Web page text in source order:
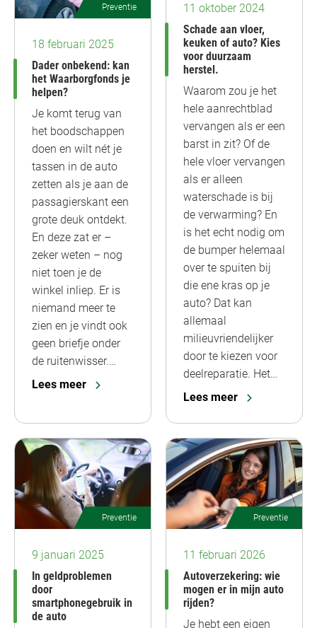
Preventie
18 februari 2025
Dader onbekend: kan
het Waarborgfonds je
helpen?
Je komt terug van
het boodschappen
doen en wilt nét je
tassen in de auto
zetten als je aan de
passagierskant een
grote deuk ontdekt.
En deze zat er –
zeker weten – nog
niet toen je de
winkel inliep. Er is
niemand meer te
zien en je vindt ook
geen briefje onder
de ruitenwisser.…
Lees meer
11 oktober 2024
Schade aan vloer,
keuken of auto? Kies
voor duurzaam
herstel.
Waarom zou je het
hele aanrechtblad
vervangen als er een
barst in zit? Of de
hele vloer vervangen
als er alleen
waterschade is bij
de verwarming? En
is het echt nodig om
de bumper helemaal
over te spuiten bij
die ene kras op je
auto? Dat kan
allemaal
milieuvriendelijker
door te kiezen voor
deelreparatie. Het…
Lees meer
Preventie
9 januari 2025
In geldproblemen
door
smartphonegebruik in
de auto
Preventie
11 februari 2026
Autoverzekering: wie
mogen er in mijn auto
rijden?
Je hebt een eigen